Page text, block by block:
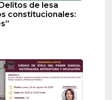
de lesa
constitucionales: